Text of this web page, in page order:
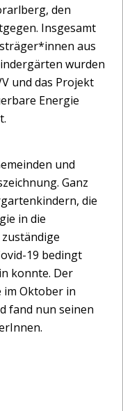
den
Insgesamt
aus
wurden
und das Projekt
Energie
und
Ganz
die
in die
19 bedingt
konnte. Der
im Oktober in
fand nun seinen